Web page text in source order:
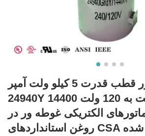
ترانسفورماتور قطب قدرت 5 کیلو ولت آمپر
24940Y 14400 ولت به 120 ولت
الکتریکی غوطه ور در